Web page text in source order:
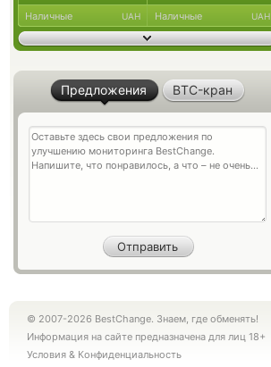
Наличные UAH Наличные UAH
Предложения BTC-кран
© 2007-2026 BestChange. Знаем, где обменять!
Информация на сайте предназначена для лиц 18+
Условия & Конфиденциальность